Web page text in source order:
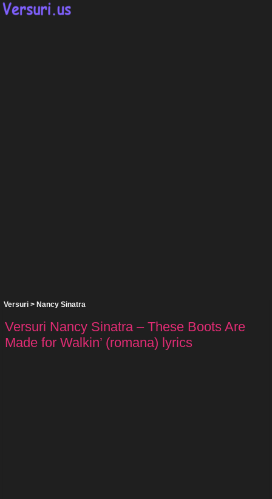
Versuri > Nancy Sinatra
Versuri Nancy Sinatra – These Boots Are
Made for Walkin’ (romana) lyrics